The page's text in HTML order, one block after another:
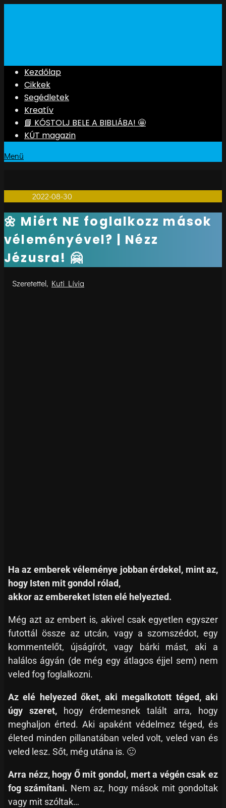
Kezdőlap
Cikkek
Segédletek
Kreatív
📘 KÓSTOLJ BELE A BIBLIÁBA! 🤩
KÚT magazin
Menü
2022-08-30
🌼 Miért NE foglalkozz mások
véleményével? | Nézz
Jézusra! 🤗
Kuti Lívia
Ha az emberek véleménye jobban érdekel, mint az,
hogy Isten mit gondol rólad,
akkor az embereket Isten elé helyezted.
Még azt az embert is, akivel csak egyetlen egyszer
futottál össze az utcán, vagy a szomszédot, egy
kommentelőt, újságírót, vagy bárki mást, aki a
halálos ágyán (de még egy átlagos éjjel sem) nem
veled fog foglalkozni.
Az elé helyezed őket, aki megalkotott téged, aki
úgy szeret, hogy érdemesnek talált arra, hogy
meghaljon érted. Aki apaként védelmez téged, és
életed minden pillanatában veled volt, veled van és
veled lesz. Sőt, még utána is. 🙂
Arra nézz, hogy Ő mit gondol, mert a végén csak ez
fog számítani. Nem az, hogy mások mit gondoltak
vagy mit szóltak…